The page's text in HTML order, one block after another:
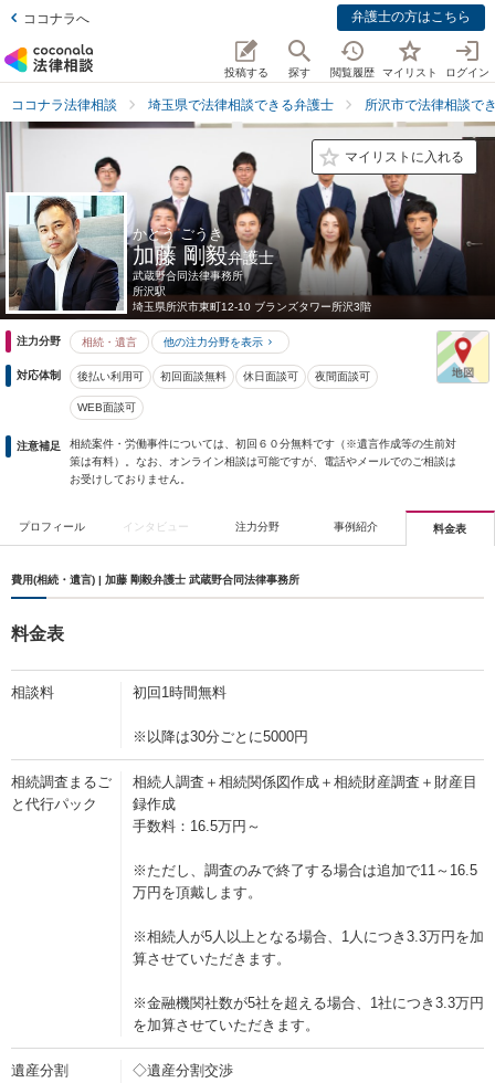
ココナラへ 弁護士の方はこちら
投稿する 探す 閲覧履歴 マイリスト ログイン
ココナラ法律相談 埼玉県で法律相談できる弁護士 所沢市で法律相談で
マイリストに入れる
かとう ごうき
加藤 剛毅弁護士
武蔵野合同法律事務所
所沢駅
埼玉県所沢市東町12-10 ブランズタワー所沢3階
注力分野 相続・遺言 他の注力分野を表示
対応体制 後払い利用可 初回面談無料 休日面談可 夜間面談可
WEB面談可
注意補足
相続案件・労働事件については、初回６０分無料です（※遺言作成等の生前対
策は有料）。なお、オンライン相談は可能ですが、電話やメールでのご相談は
お受けしておりません。
プロフィール インタビュー 注力分野 事例紹介 料金表
費用(相続・遺言) | 加藤 剛毅弁護士 武蔵野合同法律事務所
料金表
相談料 初回1時間無料
※以降は30分ごとに5000円
相続調査まるご
と代行パック
相続人調査＋相続関係図作成＋相続財産調査＋財産目
録作成
手数料：16.5万円～
※ただし、調査のみで終了する場合は追加で11～16.5
万円を頂戴します。
※相続人が5人以上となる場合、1人につき3.3万円を加
算させていただきます。
※金融機関社数が5社を超える場合、1社につき3.3万円
を加算させていただきます。
遺産分割
◇遺産分割交渉